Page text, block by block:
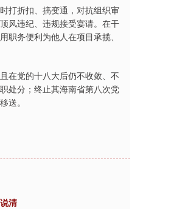
打折扣、搞变通，对抗组织审
风违纪、违规接受宴请。在干
务便利为他人在项目承揽、
在党的十八大后仍不收敛、不
处分；终止其海南省第八次党
送。
清